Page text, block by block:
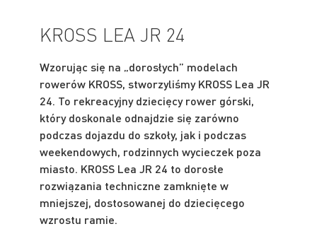
KROSS LEA JR 24
Wzorując się na „dorosłych” modelach
rowerów KROSS, stworzyliśmy KROSS Lea JR
24. To rekreacyjny dziecięcy rower górski,
który doskonale odnajdzie się zarówno
podczas dojazdu do szkoły, jak i podczas
weekendowych, rodzinnych wycieczek poza
miasto. KROSS Lea JR 24 to dorosłe
rozwiązania techniczne zamknięte w
mniejszej, dostosowanej do dziecięcego
wzrostu ramie.